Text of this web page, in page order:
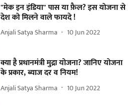
"मेक इन इंडिया" पास या फ़ैल? इस योजना से
देश को मिलने वाले फायदे !
Anjali Satya Sharma 10 Jun 2022
क्या है प्रधानमंत्री मुद्रा योजना? जानिए योजना
के प्रकार, ब्याज दर व नियम!
Anjali Satya Sharma 10 Jun 2022